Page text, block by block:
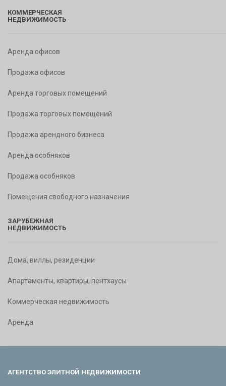
КОММЕРЧЕСКАЯ
НЕДВИЖИМОСТЬ
Аренда офисов
Продажа офисов
Аренда торговых помещений
Продажа торговых помещений
Продажа арендного бизнеса
Аренда особняков
Продажа особняков
Помещения свободного назначения
ЗАРУБЕЖНАЯ
НЕДВИЖИМОСТЬ
Дома, виллы, резиденции
Апартаменты, квартиры, пентхаусы
Коммерческая недвижимость
Аренда
АГЕНТСТВО ЭЛИТНОЙ НЕДВИЖИМОСТИ